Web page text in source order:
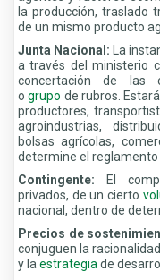
la producción, traslado
de un mismo producto
Junta Nacional: La
a través del ministerio
concertación de las
ogrupo de rubros.
productores,
agroindustrias,
bolsas agrícolas,
determine el reglamento
Contingente: El
privados, de un cierto
nacional, dentro de
Precios de
conjuguen la
y la estrategia de